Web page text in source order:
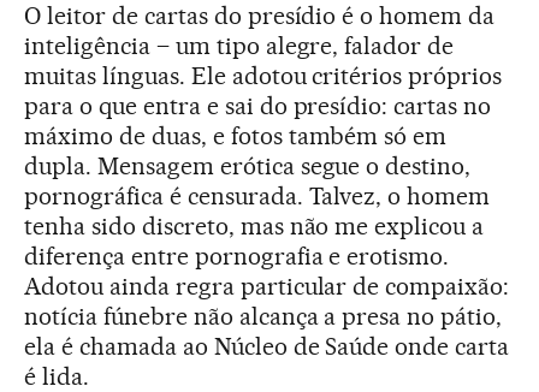
O leitor de cartas do presídio é o homem da
inteligência – um tipo alegre, falador de
muitas línguas. Ele adotou critérios próprios
para o que entra e sai do presídio: cartas no
máximo de duas, e fotos também só em
dupla. Mensagem erótica segue o destino,
pornográfica é censurada. Talvez, o homem
tenha sido discreto, mas não me explicou a
diferença entre pornografia e erotismo.
Adotou ainda regra particular de compaixão:
notícia fúnebre não alcança a presa no pátio,
ela é chamada ao Núcleo de Saúde onde carta
é lida.